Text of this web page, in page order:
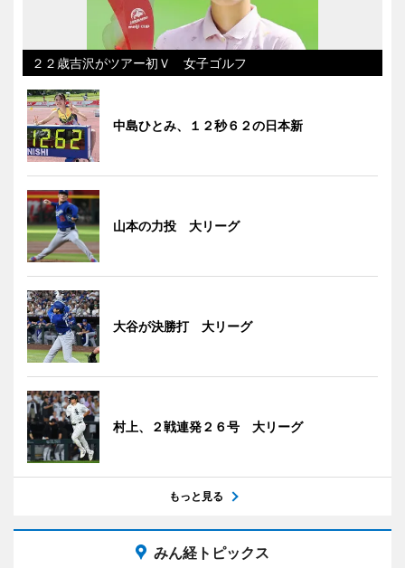
２２歳吉沢がツアー初Ｖ 女子ゴルフ
中島ひとみ、１２秒６２の日本新
山本の力投 大リーグ
大谷が決勝打 大リーグ
村上、２戦連発２６号 大リーグ
もっと見る
みん経トピックス